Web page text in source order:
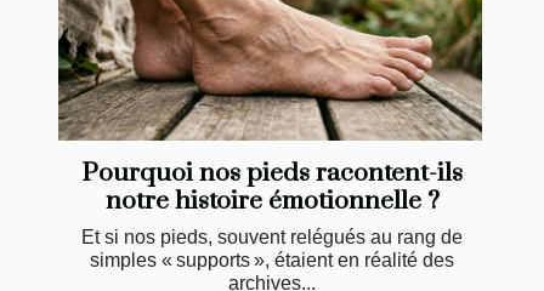
Pourquoi nos pieds racontent-ils
notre histoire émotionnelle ?
Et si nos pieds, souvent relégués au rang de
simples « supports », étaient en réalité des
archives...